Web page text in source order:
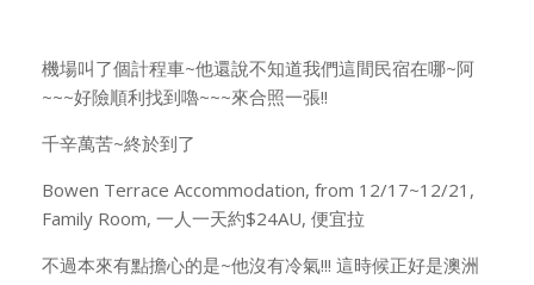
機場叫了個計程車~他還說不知道我們這間民宿在哪~阿
~~~好險順利找到嚕~~~來合照一張!!
千辛萬苦~終於到了
Bowen Terrace Accommodation, from 12/17~12/21,
Family Room, 一人一天約$24AU, 便宜拉
不過本來有點擔心的是~他沒有冷氣!!! 這時候正好是澳洲